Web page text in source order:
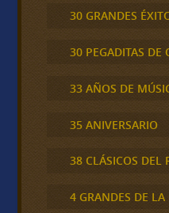
30 GRANDES
30 PEGADITAS DE
33 AÑOS DE
35 ANIVERSARIO
38 CLÁSICOS DEL
4 GRANDES DE